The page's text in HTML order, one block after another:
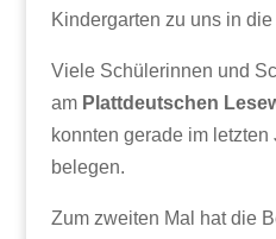
Kindergarten zu uns in
Viele Schülerinnen und
am Plattdeutschen
konnten gerade im
belegen.
Zum zweiten Mal hat die